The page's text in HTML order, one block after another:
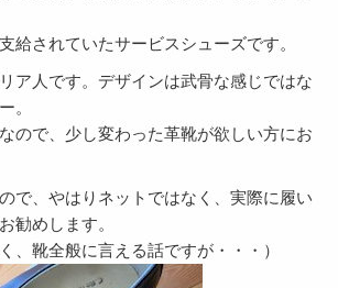
給されていたサービスシューズです。
ア人です。デザインは武骨な感じではな
。
ので、少し変わった革靴が欲しい方にお
で、やはりネットではなく、実際に履い
勧めします。
、靴全般に言える話ですが・・・）